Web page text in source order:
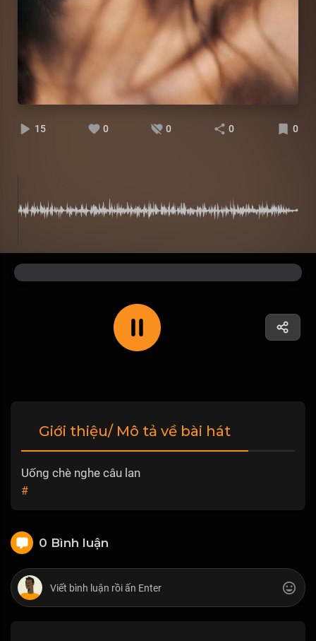
15 0 0 0 0
Giới thiệu/ Mô tả về bài hát
Uống chè nghe câu lan
#
0 Bình luận